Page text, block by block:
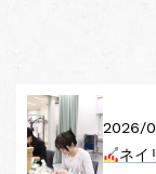
2026/
ネイ